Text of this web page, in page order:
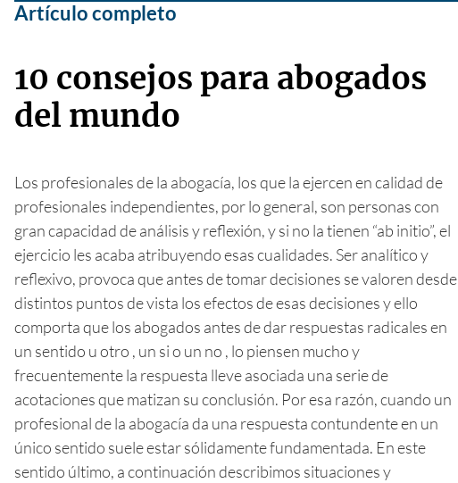
Artículo completo
10 consejos para abogados
del mundo
Los profesionales de la abogacía, los que la ejercen en calidad de
profesionales independientes, por lo general, son personas con
gran capacidad de análisis y reflexión, y si no la tienen “ab initio”, el
ejercicio les acaba atribuyendo esas cualidades. Ser analítico y
reflexivo, provoca que antes de tomar decisiones se valoren desde
distintos puntos de vista los efectos de esas decisiones y ello
comporta que los abogados antes de dar respuestas radicales en
un sentido u otro , un si o un no , lo piensen mucho y
frecuentemente la respuesta lleve asociada una serie de
acotaciones que matizan su conclusión. Por esa razón, cuando un
profesional de la abogacía da una respuesta contundente en un
único sentido suele estar sólidamente fundamentada. En este
sentido último, a continuación describimos situaciones y